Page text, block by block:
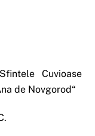
Cuvioase
de Novgorod“